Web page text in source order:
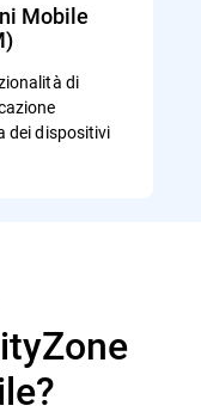
Mobile
di
dei dispositivi